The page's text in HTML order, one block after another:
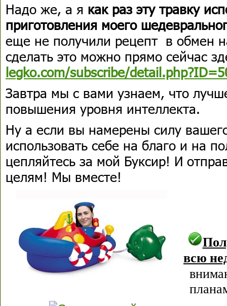
Надо же, а я как раз эту травку
приготовления моего
еще не получили рецепт в обмен
сделать это можно прямо сейчас
legko.com/subscribe/
Завтра мы с вами узнаем, что
повышения уровня интеллекта.
Ну а если вы намерены силу
использовать себе на благо и на
цепляйтесь за мой Буксир! И
целям! Мы вместе!
всю